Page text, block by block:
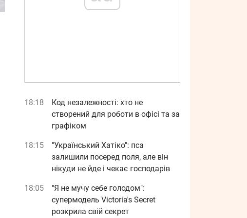
18:18
Код незалежності: хто не
створений для роботи в офісі та за
графіком
18:15
"Український Хатіко": пса
залишили посеред поля, але він
нікуди не йде і чекає господарів
18:05
"Я не мучу себе голодом":
супермодель Victoria's Secret
розкрила свій секрет